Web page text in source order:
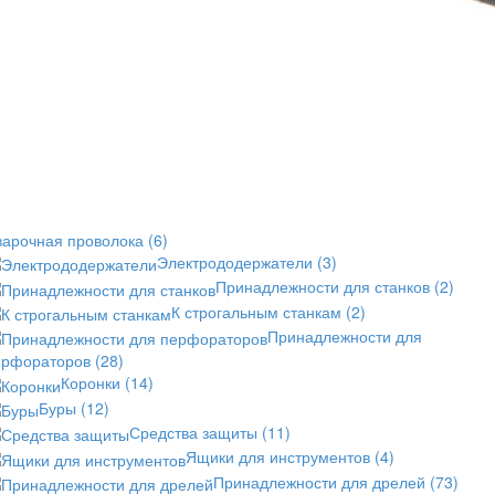
проволока (6)
Электрододержатели (3)
Принадлежности для станков (2)
К строгальным станкам (2)
Принадлежности для
(28)
Коронки (14)
Буры (12)
Средства защиты (11)
Ящики для инструментов (4)
Принадлежности для дрелей (73)